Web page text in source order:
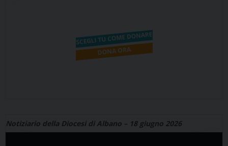
Notiziario della Diocesi di Albano – 18 giugno 2026